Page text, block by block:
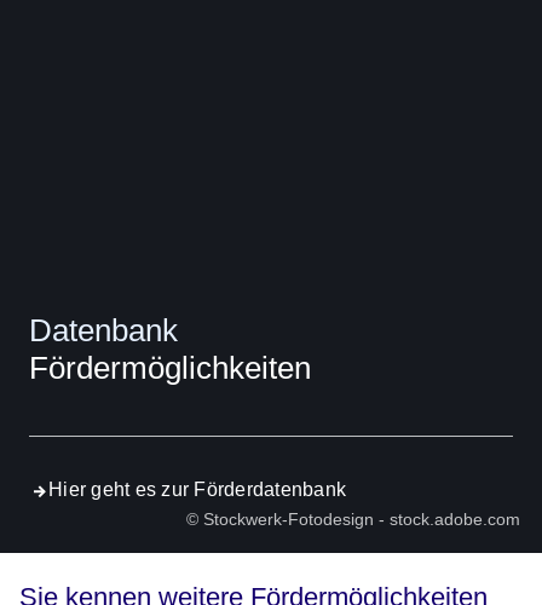
© Stockwerk-Fotodesign - stock.adobe.com
Datenbank
Fördermöglichkeiten
Hier geht es zur Förderdatenbank
Sie kennen weitere Fördermöglichkeiten